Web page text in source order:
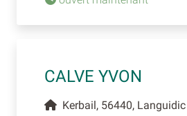
CALVE YVON
Kerbail, 56440, Languidic